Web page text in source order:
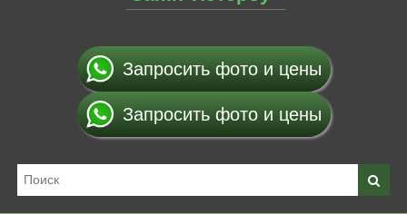
Запросить фото и цены
Запросить фото и цены